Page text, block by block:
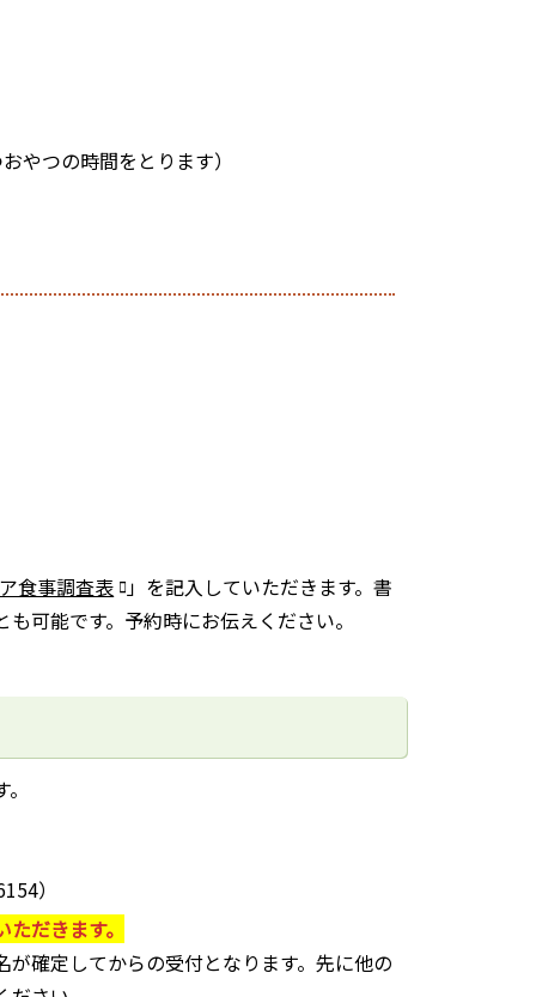
やつの時間をとります）
食事調査表 」を記入していただきます。書
可能です。予約時にお伝えください。
）
だきます。
確定してからの受付となります。先に他の